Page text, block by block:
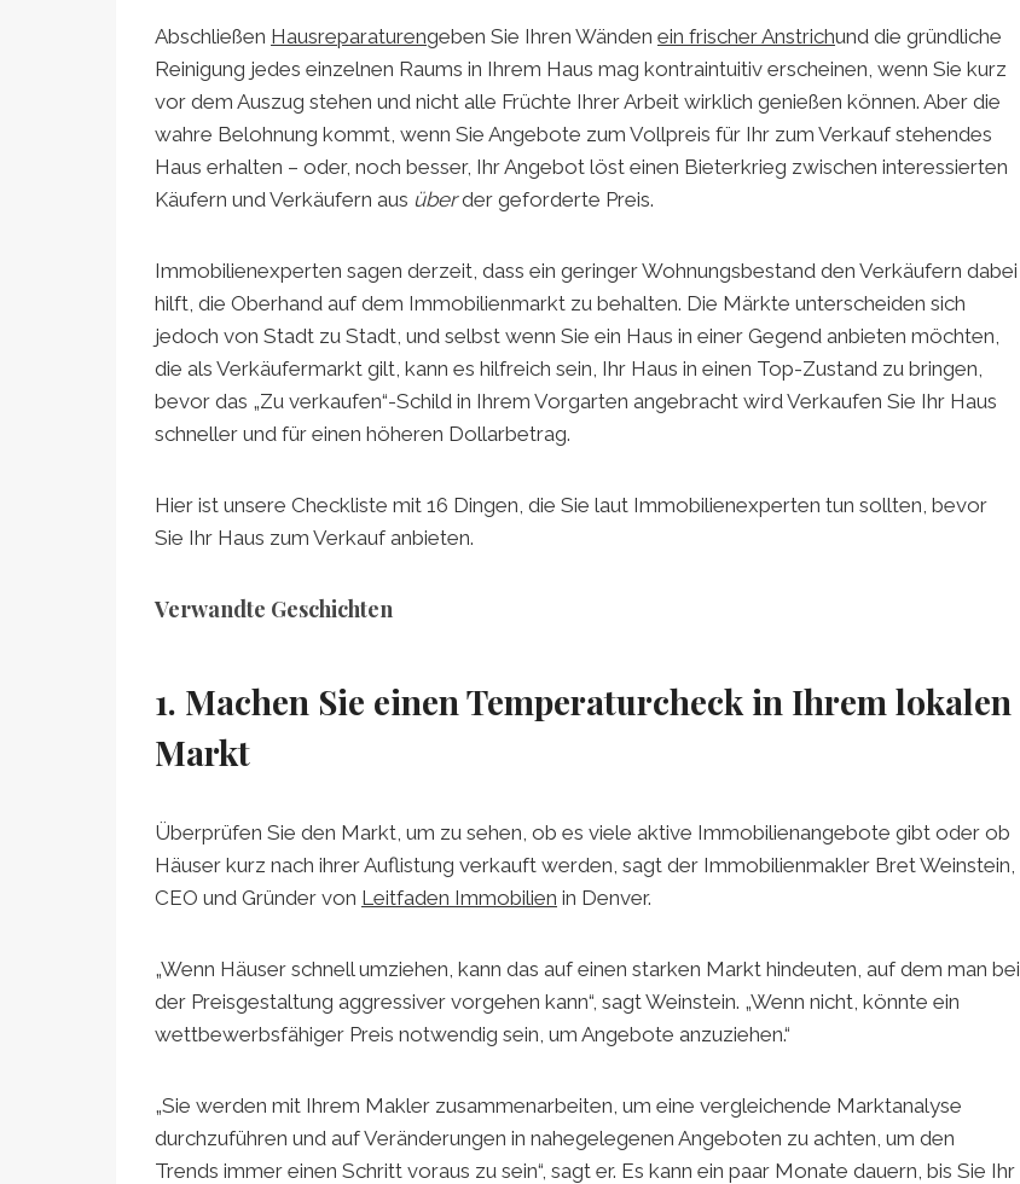
Abschließen Hausreparaturengeben Sie Ihren Wänden ein frischer Anstrichund die gründliche
Reinigung jedes einzelnen Raums in Ihrem Haus mag kontraintuitiv erscheinen, wenn Sie kurz
vor dem Auszug stehen und nicht alle Früchte Ihrer Arbeit wirklich genießen können. Aber die
wahre Belohnung kommt, wenn Sie Angebote zum Vollpreis für Ihr zum Verkauf stehendes
Haus erhalten – oder, noch besser, Ihr Angebot löst einen Bieterkrieg zwischen interessierten
Käufern und Verkäufern aus überder geforderte Preis.
Immobilienexperten sagen derzeit, dass ein geringer Wohnungsbestand den Verkäufern dabei
hilft, die Oberhand auf dem Immobilienmarkt zu behalten. Die Märkte unterscheiden sich
jedoch von Stadt zu Stadt, und selbst wenn Sie ein Haus in einer Gegend anbieten möchten,
die als Verkäufermarkt gilt, kann es hilfreich sein, Ihr Haus in einen Top-Zustand zu bringen,
bevor das „Zu verkaufen“-Schild in Ihrem Vorgarten angebracht wird Verkaufen Sie Ihr Haus
schneller und für einen höheren Dollarbetrag.
Hier ist unsere Checkliste mit 16 Dingen, die Sie laut Immobilienexperten tun sollten, bevor
Sie Ihr Haus zum Verkauf anbieten.
Verwandte Geschichten
1. Machen Sie einen Temperaturcheck in Ihrem lokalen
Markt
Überprüfen Sie den Markt, um zu sehen, ob es viele aktive Immobilienangebote gibt oder ob
Häuser kurz nach ihrer Auflistung verkauft werden, sagt der Immobilienmakler Bret Weinstein,
CEO und Gründer von Leitfaden Immobilien in Denver.
„Wenn Häuser schnell umziehen, kann das auf einen starken Markt hindeuten, auf dem man bei
der Preisgestaltung aggressiver vorgehen kann“, sagt Weinstein. „Wenn nicht, könnte ein
wettbewerbsfähiger Preis notwendig sein, um Angebote anzuziehen.“
„Sie werden mit Ihrem Makler zusammenarbeiten, um eine vergleichende Marktanalyse
durchzuführen und auf Veränderungen in nahegelegenen Angeboten zu achten, um den
Trends immer einen Schritt voraus zu sein“, sagt er. Es kann ein paar Monate dauern, bis Sie Ihr